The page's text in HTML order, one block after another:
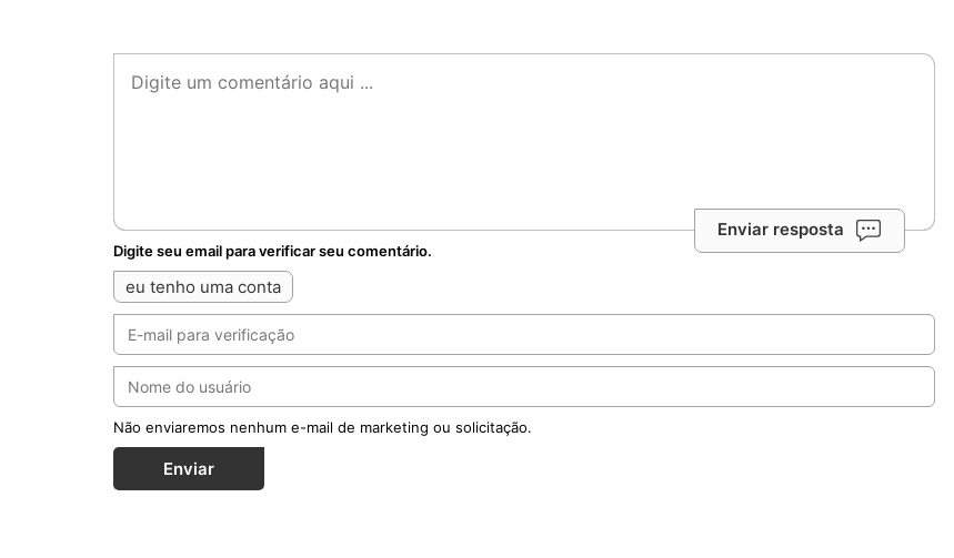
Enviar resposta
Digite seu email para verificar seu comentário.
eu tenho uma conta
Não enviaremos nenhum e-mail de marketing ou solicitação.
Enviar